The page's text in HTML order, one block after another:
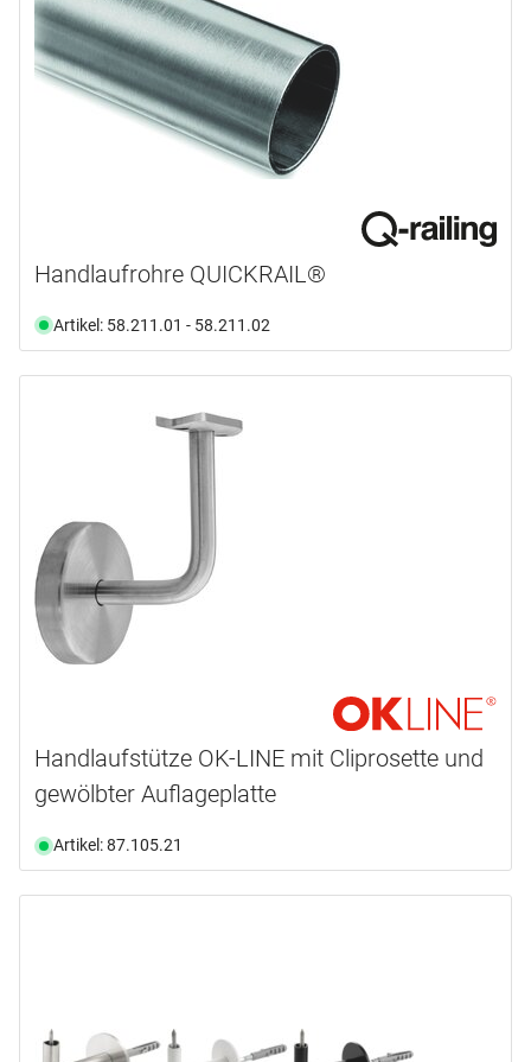
Handlaufrohre QUICKRAIL®
Artikel: 58.211.01 - 58.211.02
Handlaufstütze OK-LINE mit Cliprosette und
gewölbter Auflageplatte
Artikel: 87.105.21